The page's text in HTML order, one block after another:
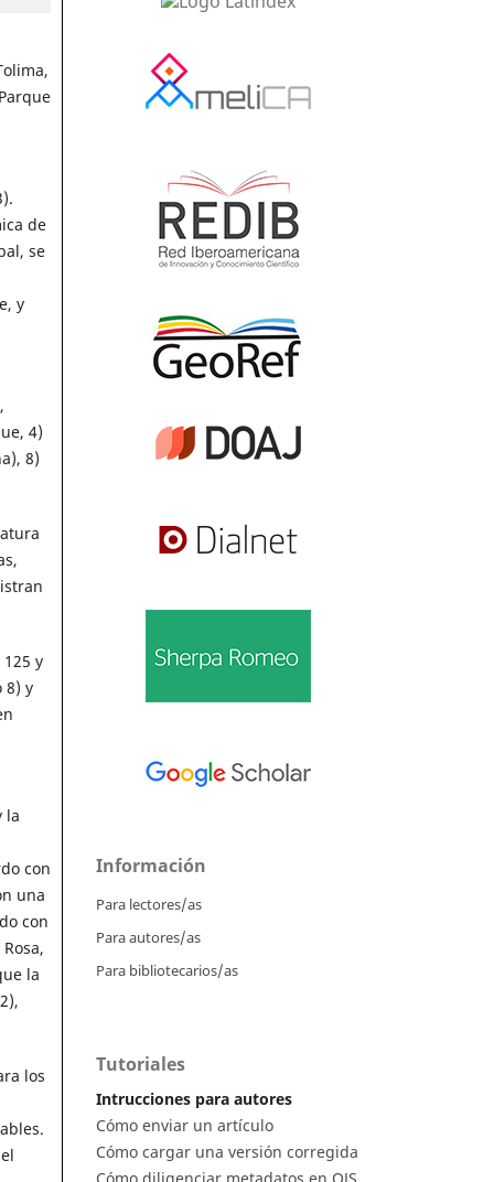
de
se
y
4)
8)
y
8) y
la
con
una
con
la
los
Información
Para lectores/as
Para autores/as
Para bibliotecarios/as
Tutoriales
Intrucciones para autores
Cómo enviar un artículo
Cómo cargar una versión corregida